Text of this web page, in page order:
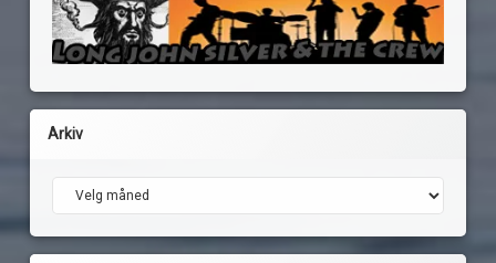
Arkiv
Arkiv